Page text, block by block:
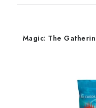
Magic: The